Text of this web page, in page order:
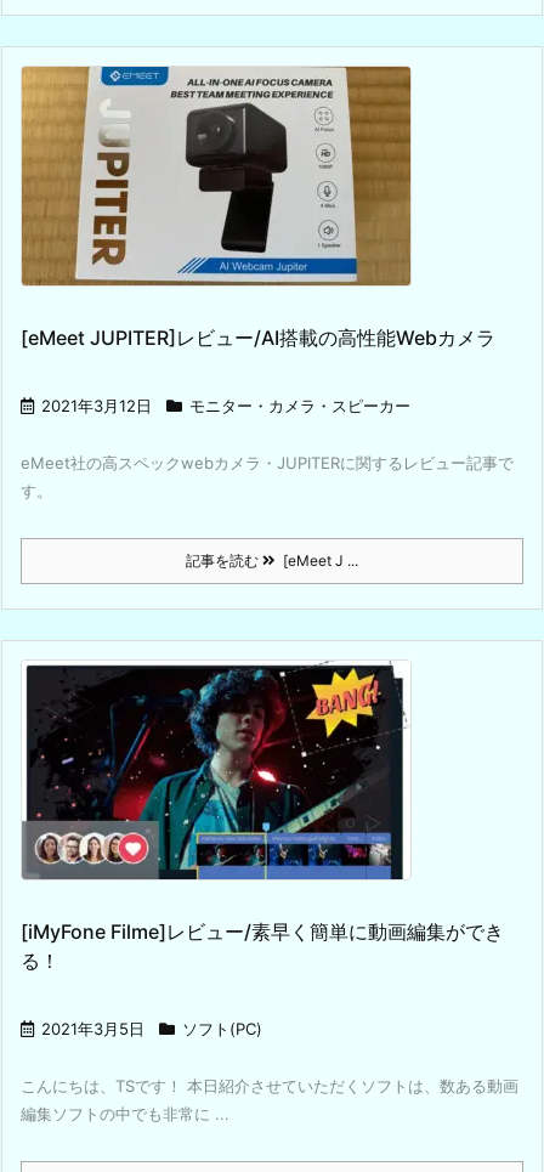
[eMeet JUPITER]レビュー/AI搭載の高性能Webカメラ
2021年3月12日 モニター・カメラ・スピーカー
eMeet社の高スペックwebカメラ・JUPITERに関するレビュー記事で
す。
記事を読む [eMeet J ...
[iMyFone Filme]レビュー/素早く簡単に動画編集ができ
る！
2021年3月5日 ソフト(PC)
こんにちは、TSです！ 本日紹介させていただくソフトは、数ある動画
編集ソフトの中でも非常に ...